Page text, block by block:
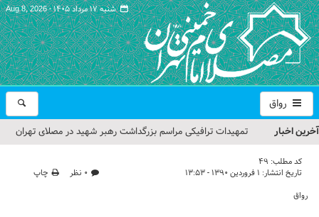
شنبه ۱۷ مرداد ۱۴۰۵ - Aug 8, 2026
رواق
آخرین اخبار
تمهیدات ترافیکی مراسم بزرگداشت رهبر شهید در مصلای تهران
حجت‌الاسلام حاج علی‌اکبری؛ خطیب این هفته نماز جمعه تهران
کد مطلب: 49
تاریخ انتشار: ۱ فروردین ۱۳۹۰ - ۱۳:۵۳ ۰ نظر
چاپ
رواق